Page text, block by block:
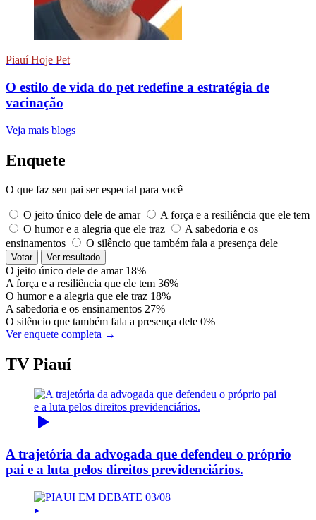
Piauí Hoje Pet
O estilo de vida do pet redefine a estratégia de
vacinação
Veja mais blogs
Enquete
O que faz seu pai ser especial para você
O jeito único dele de amar
A força e a resiliência que ele tem
O humor e a alegria que ele traz
A sabedoria e os
ensinamentos
O silêncio que também fala a presença dele
Votar Ver resultado
O jeito único dele de amar 18%
A força e a resiliência que ele tem 36%
O humor e a alegria que ele traz 18%
A sabedoria e os ensinamentos 27%
O silêncio que também fala a presença dele 0%
Ver enquete completa →
TV Piauí
A trajetória da advogada que defendeu o próprio
pai e a luta pelos direitos previdenciários.